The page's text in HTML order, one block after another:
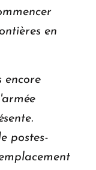
en
encore
postes-